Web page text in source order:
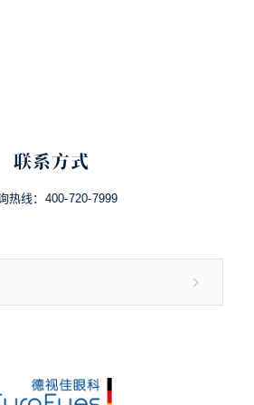
联系方式
热线： 400-720-7999